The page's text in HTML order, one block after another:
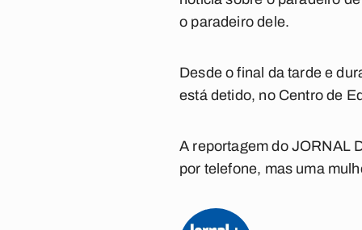
o paradeiro dele.
Desde o final da tarde e
está detido, no Centro de
A reportagem do JORNAL
por telefone, mas uma